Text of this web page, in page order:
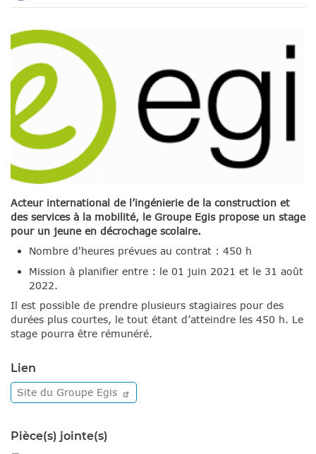
Acteur international de l’ingénierie de la construction et
des services à la mobilité, le Groupe Egis propose un stage
pour un jeune en décrochage scolaire.
Nombre d'heures prévues au contrat : 450 h
Mission à planifier entre : le 01 juin 2021 et le 31 août
2022.
Il est possible de prendre plusieurs stagiaires pour des
durées plus courtes, le tout étant d’atteindre les 450 h. Le
stage pourra être rémunéré.
Lien
Site du Groupe Egis
Pièce(s) jointe(s)